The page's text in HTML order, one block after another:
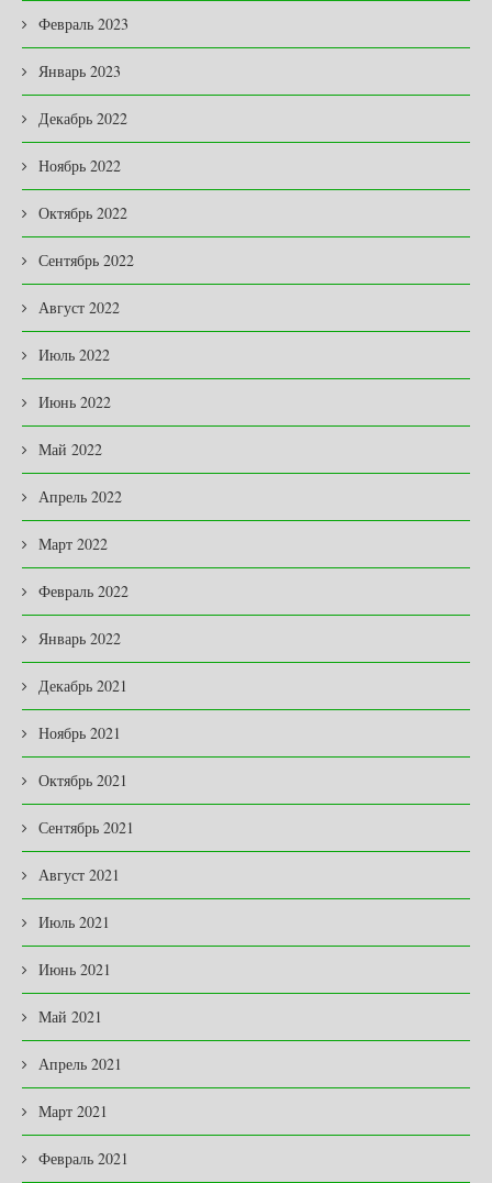
Февраль 2023
Январь 2023
Декабрь 2022
Ноябрь 2022
Октябрь 2022
Сентябрь 2022
Август 2022
Июль 2022
Июнь 2022
Май 2022
Апрель 2022
Март 2022
Февраль 2022
Январь 2022
Декабрь 2021
Ноябрь 2021
Октябрь 2021
Сентябрь 2021
Август 2021
Июль 2021
Июнь 2021
Май 2021
Апрель 2021
Март 2021
Февраль 2021